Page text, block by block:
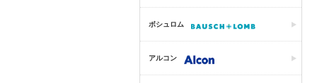
ボシュロム
アルコン